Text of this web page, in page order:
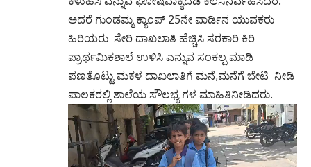
ಪ್ರಾರ್ಥಮಿಕಶಾಲೆ ಉಳಿಸಿ ಎನ್ನುವ ಸಂಕಲ್ಪ ಮಾಡಿ
ಪಣತೊಟ್ಟು ಮಕಳ ದಾಖಲಾತಿಗೆ ಮನೆ,ಮನೆಗೆ ಬೇಟಿ ನೀಡಿ
ಪಾಲಕರಲ್ಲಿ ಶಾಲೆಯ ಸೌಲಭ್ಯ ಗಳ ಮಾಹಿತಿನೀಡಿದರು.